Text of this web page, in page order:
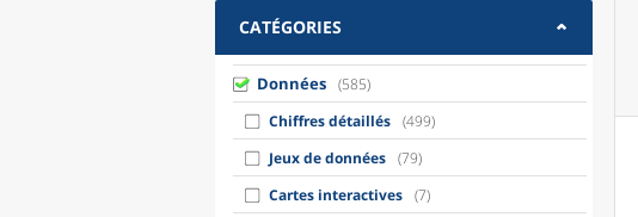
CATÉGORIES
Données (585)
Chiffres détaillés (499)
Jeux de données (79)
Cartes interactives (7)